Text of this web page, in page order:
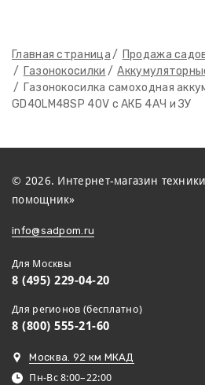
Главная страница
Продажа
Газонокосилки
Газонокосилка самоходная
GD40LM48SP 40V с АКБ 4АЧ и ЗУ
© 2026. Интернет-магазин
помощник»
info@sadpom.ru
Для Москвы
8 (495) 229-04-20
Для регионов (бесплатно)
8 (800) 555-21-60
Москва. 92 км МКАД
Пн-Вс 8:00–22:00